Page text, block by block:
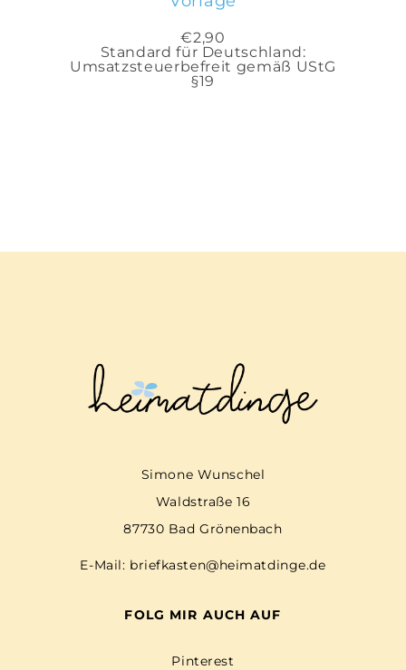
€2,90
Standard für Deutschland:
Umsatzsteuerbefreit gemäß UStG
§19
Simone Wunschel
Waldstraße 16
87730 Bad Grönenbach
E-Mail: briefkasten@heimatdinge.de
FOLG MIR AUCH AUF
Pinterest